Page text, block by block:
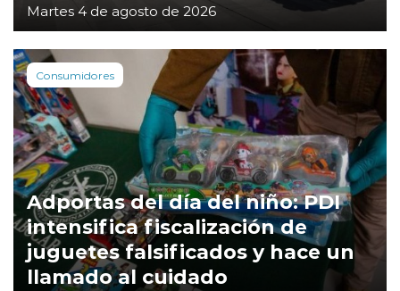
Martes 4 de agosto de 2026
Consumidores
Adportas del día del niño: PDI
intensifica fiscalización de
juguetes falsificados y hace un
llamado al cuidado